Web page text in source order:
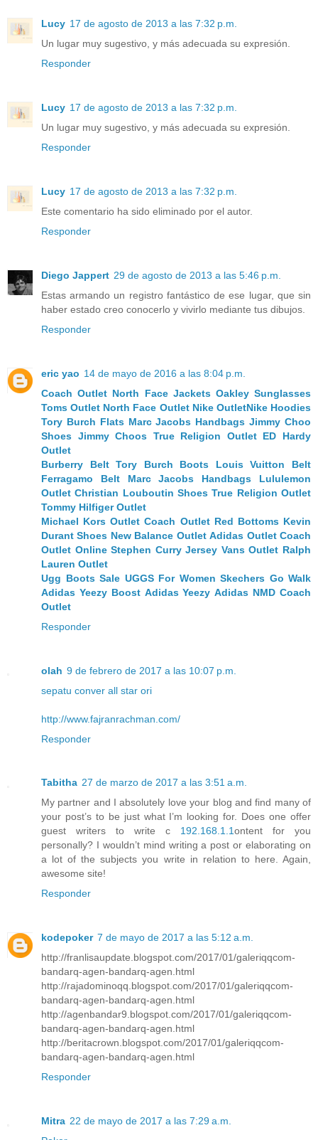
Lucy 17 de agosto de 2013 a las 7:32 p.m.
Un lugar muy sugestivo, y más adecuada su expresión.
Responder
Lucy 17 de agosto de 2013 a las 7:32 p.m.
Un lugar muy sugestivo, y más adecuada su expresión.
Responder
Lucy 17 de agosto de 2013 a las 7:32 p.m.
Este comentario ha sido eliminado por el autor.
Responder
Diego Jappert 29 de agosto de 2013 a las 5:46 p.m.
Estas armando un registro fantástico de ese lugar, que sin
haber estado creo conocerlo y vivirlo mediante tus dibujos.
Responder
eric yao 14 de mayo de 2016 a las 8:04 p.m.
Coach Outlet North Face Jackets Oakley Sunglasses
Toms Outlet North Face Outlet Nike OutletNike Hoodies
Tory Burch Flats Marc Jacobs Handbags Jimmy Choo
Shoes Jimmy Choos True Religion Outlet ED Hardy
Outlet
Burberry Belt Tory Burch Boots
Louis Vuitton Belt
Ferragamo Belt
Marc Jacobs Handbags
Lululemon
Outlet Christian Louboutin Shoes True Religion Outlet
Tommy Hilfiger Outlet
Michael Kors Outlet Coach Outlet Red Bottoms Kevin
Durant Shoes New Balance Outlet Adidas Outlet Coach
Outlet Online Stephen Curry Jersey Vans Outlet Ralph
Lauren Outlet
Ugg Boots Sale UGGS For Women Skechers Go Walk
Adidas Yeezy Boost Adidas Yeezy Adidas NMD Coach
Outlet
Responder
olah 9 de febrero de 2017 a las 10:07 p.m.
sepatu conver all star ori
http://www.fajranrachman.com/
Responder
Tabitha 27 de marzo de 2017 a las 3:51 a.m.
My partner and I absolutely love your blog and find many of
your post’s to be just what I’m looking for. Does one offer
guest writers to write c 192.168.1.1ontent for you
personally? I wouldn’t mind writing a post or elaborating on
a lot of the subjects you write in relation to here. Again,
awesome site!
Responder
kodepoker 7 de mayo de 2017 a las 5:12 a.m.
http://franlisaupdate.blogspot.com/2017/01/galeriqqcom-
bandarq-agen-bandarq-agen.html
http://rajadominoqq.blogspot.com/2017/01/galeriqqcom-
bandarq-agen-bandarq-agen.html
http://agenbandar9.blogspot.com/2017/01/galeriqqcom-
bandarq-agen-bandarq-agen.html
http://beritacrown.blogspot.com/2017/01/galeriqqcom-
bandarq-agen-bandarq-agen.html
Responder
Mitra 22 de mayo de 2017 a las 7:29 a.m.